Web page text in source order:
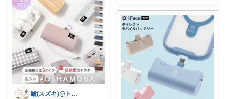
鱸(スズキ)@トラベルグッズ